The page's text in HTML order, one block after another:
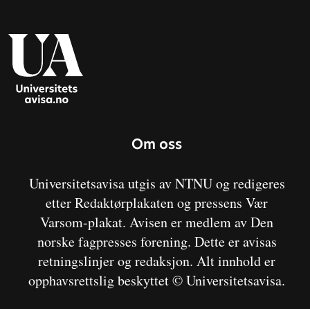
Om oss
Universitetsavisa utgis av NTNU og redigeres
etter Redaktørplakaten og pressens Vær
Varsom-plakat. Avisen er medlem av Den
norske fagpresses forening. Dette er avisas
retningslinjer og redaksjon. Alt innhold er
opphavsrettslig beskyttet © Universitetsavisa.